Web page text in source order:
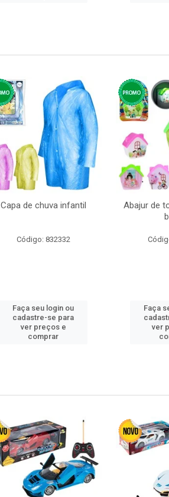
Capa de chuva infantil
Código: 832332
Faça seu login ou
cadastre-se para
ver preços e
comprar
Abajur de
Faça
ver